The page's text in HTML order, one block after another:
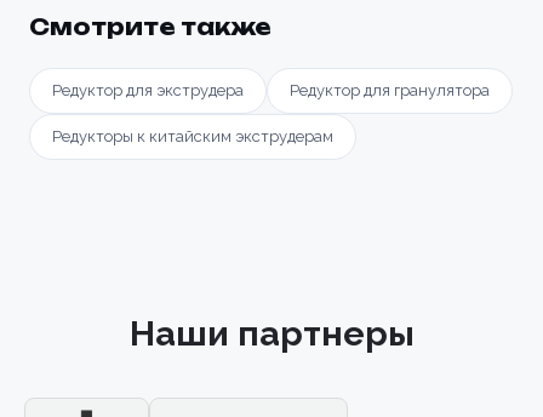
Смотрите также
Редуктор для экструдера Редуктор для гранулятора
Редукторы к китайским экструдерам
Наши партнеры